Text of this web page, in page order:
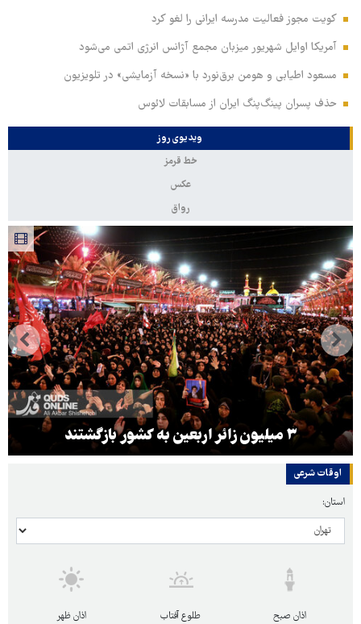
کویت مجوز فعالیت مدرسه ایرانی را لغو کرد
آمریکا اوایل شهریور میزبان مجمع آژانس انرژی اتمی می‌شود
مسعود اطیابی و هومن برق‌نورد با «نسخه آزمایشی» در تلویزیون
حذف پسران پینگ‌پنگ ایران از مسابقات لائوس
ویدیوی روز
خط قرمز
عکس
رواق
۳ میلیون زائر اربعین به کشور بازگشتند
اوقات شرعی
استان:
اذان صبح
طلوع آفتاب
اذان ظهر